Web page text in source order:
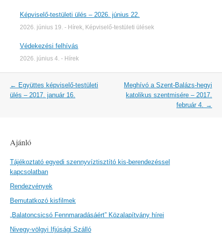
Képviselő-testületi ülés – 2026. június 22.
2026. június 19. - Hírek, Képviselő-testületi ülések
Védekezési felhívás
2026. június 4. - Hírek
Post
navigation
← Együttes képviselő-testületi
ülés – 2017. január 16.
Meghívó a Szent-Balázs-hegyi
katolikus szentmisére – 2017.
február 4. →
Ajánló
Tájékoztató egyedi szennyvíztisztító kis-berendezéssel
kapcsolatban
Rendezvények
Bemutatkozó kisfilmek
„Balatoncsicsó Fennmaradásáért” Közalapítvány hírei
Nivegy-völgyi Ifjúsági Szálló